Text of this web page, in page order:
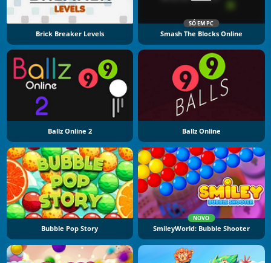
Brick Breaker Levels
SÓ EM PC
Smash The Blocks Online
Ballz Online 2 Ballz Online
Bubble Pop Story
NOVO
SmileyWorld: Bubble Shooter